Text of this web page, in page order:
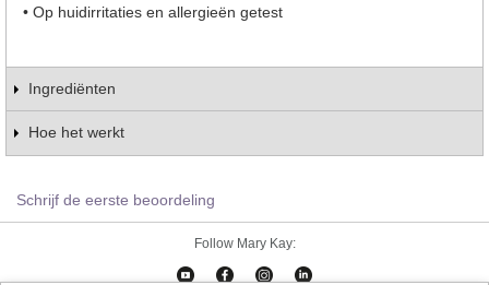
• Op huidirritaties en allergieën getest
Ingrediënten
Hoe het werkt
Schrijf de eerste beoordeling
Follow Mary Kay: